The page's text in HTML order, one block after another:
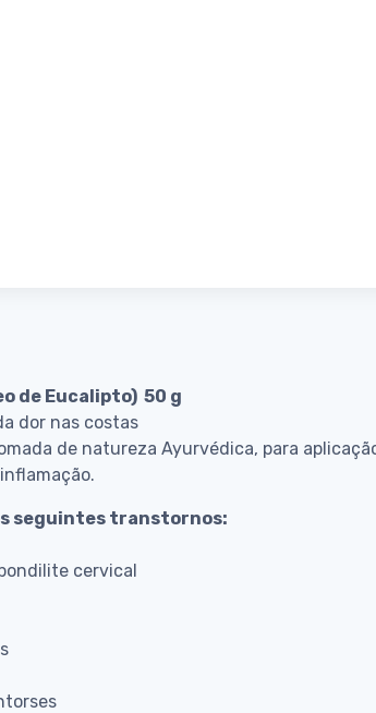
de Eucalipto) 50 g
dor nas costas
de natureza Ayurvédica, para
seguintes transtornos:
cervical